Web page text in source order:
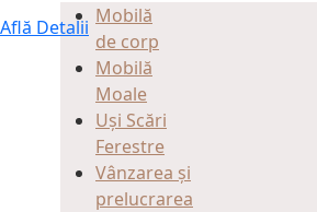
Află Detalii Mobilă
de corp
Mobilă
Moale
Uși Scări
Ferestre
Vânzarea și
prelucrarea